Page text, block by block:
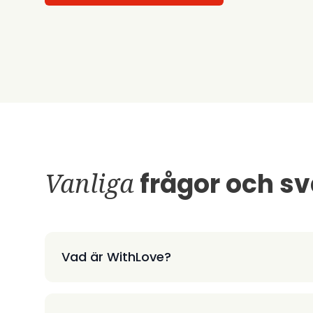
Vanligafrågor och
Vad är WithLove?